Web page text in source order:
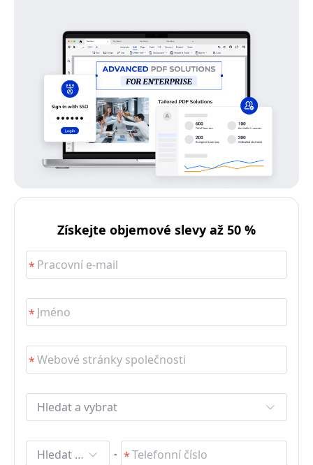
Získejte objemové slevy až 50 %
Hledat a vybrat
Hledat a vybrat -